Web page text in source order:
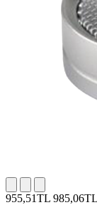
955,51TL 985,06TL